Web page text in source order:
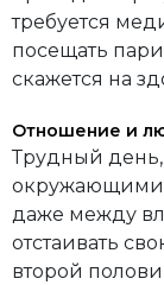
требуется
посещать
скажется на
Отношение и
Трудный день,
окружающими.
даже между
отстаивать
второй